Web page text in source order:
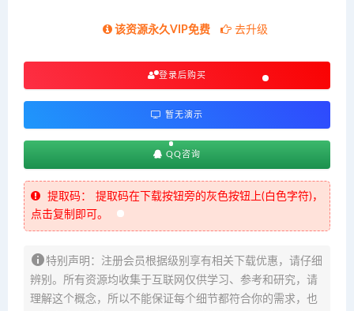
该资源永久VIP免费 去升级
登录后购买
暂无演示
QQ咨询
提取码：
提取码在下载按钮旁的灰色按钮上(白色字符)，
点击复制即可。
特别声明：注册会员根据级别享有相关下载优惠，请仔细
辨别。所有资源均收集于互联网仅供学习、参考和研究，请
理解这个概念，所以不能保证每个细节都符合你的需求，也